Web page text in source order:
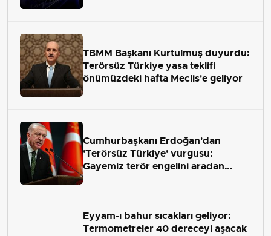
TBMM Başkanı Kurtulmuş duyurdu:
Terörsüz Türkiye yasa teklifi
önümüzdeki hafta Meclis'e geliyor
Cumhurbaşkanı Erdoğan'dan
'Terörsüz Türkiye' vurgusu:
Gayemiz terör engelini aradan
Eyyam-ı bahur sıcakları geliyor:
Termometreler 40 dereceyi aşacak